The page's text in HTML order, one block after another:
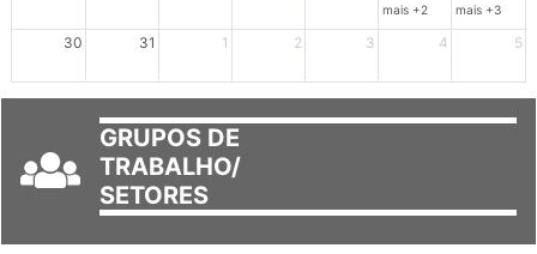
mais +2 mais +3
30 31 1 2 3 4 5
GRUPOS DE
TRABALHO/
SETORES